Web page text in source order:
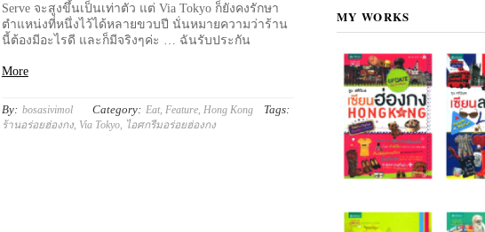
Serve จะสูงขึ้นเป็นเท่าตัว แต่ Via Tokyo ก็ยังคงรักษา
ตำแหน่งที่หนึ่งไว้ได้หลายขวบปี นั่นหมายความว่าร้าน
นี้ต้องมีอะไรดี และก็มีจริงๆค่ะ … ฉันรับประกัน
More
By: bosasivimol Category: Eat, Feature, Hong Kong Tags:
ร้านอร่อยฮ่องกง, Via Tokyo, ไอศกรีมอร่อยฮ่องกง
MY WORKS